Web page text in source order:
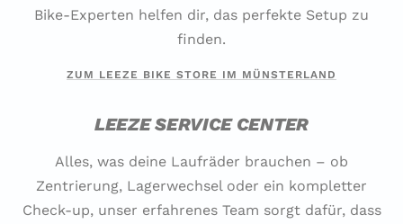
Bike-Experten helfen dir, das perfekte Setup zu
finden.
ZUM LEEZE BIKE STORE IM MÜNSTERLAND
LEEZE SERVICE CENTER
Alles, was deine Laufräder brauchen – ob
Zentrierung, Lagerwechsel oder ein kompletter
Check-up, unser erfahrenes Team sorgt dafür, dass